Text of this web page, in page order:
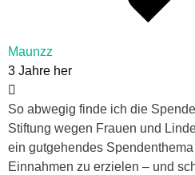
Maunzz
3 Jahre her
So abwegig finde ich die
Stiftung wegen Frauen und
ein gutgehendes
Einnahmen zu erzielen – und